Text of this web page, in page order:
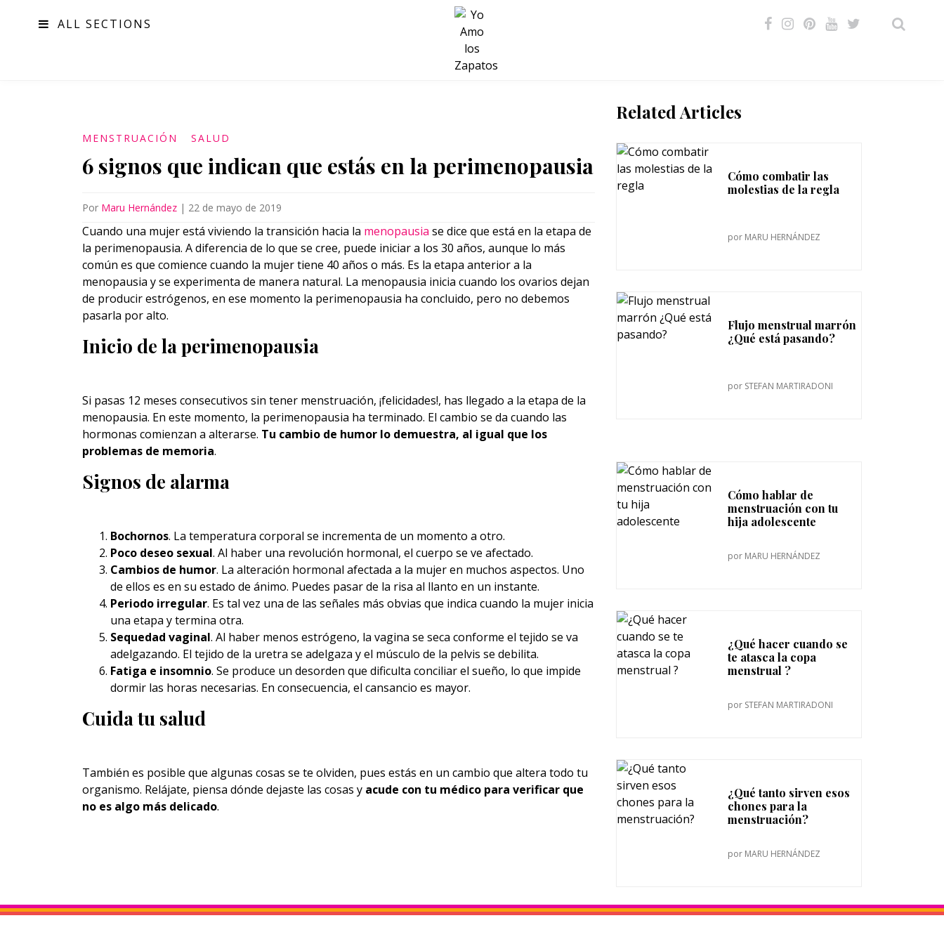
ALL SECTIONS
SALUD
MENSTRUACIÓN SALUD
6 signos que indican que estás en la perimenopausia
Por Maru Hernández | 22 de mayo de 2019
Cuando una mujer está viviendo la transición hacia la menopausia se dice que está en la etapa de
la perimenopausia. A diferencia de lo que se cree, puede iniciar a los 30 años, aunque lo más
común es que comience cuando la mujer tiene 40 años o más. Es la etapa anterior a la
menopausia y se experimenta de manera natural. La menopausia inicia cuando los ovarios dejan
de producir estrógenos, en ese momento la perimenopausia ha concluido, pero no debemos
pasarla por alto.
Inicio de la perimenopausia
Si pasas 12 meses consecutivos sin tener menstruación, ¡felicidades!, has llegado a la etapa de la
menopausia. En este momento, la perimenopausia ha terminado. El cambio se da cuando las
hormonas comienzan a alterarse. Tu cambio de humor lo demuestra, al igual que los
problemas de memoria.
Signos de alarma
Bochornos. La temperatura corporal se incrementa de un momento a otro.
Poco deseo sexual. Al haber una revolución hormonal, el cuerpo se ve afectado.
Cambios de humor. La alteración hormonal afectada a la mujer en muchos aspectos. Uno
de ellos es en su estado de ánimo. Puedes pasar de la risa al llanto en un instante.
Periodo irregular. Es tal vez una de las señales más obvias que indica cuando la mujer inicia
una etapa y termina otra.
Sequedad vaginal. Al haber menos estrógeno, la vagina se seca conforme el tejido se va
adelgazando. El tejido de la uretra se adelgaza y el músculo de la pelvis se debilita.
Fatiga e insomnio. Se produce un desorden que dificulta conciliar el sueño, lo que impide
dormir las horas necesarias. En consecuencia, el cansancio es mayor.
Cuida tu salud
También es posible que algunas cosas se te olviden, pues estás en un cambio que altera todo tu
organismo. Relájate, piensa dónde dejaste las cosas y acude con tu médico para verificar que
no es algo más delicado.
Related Articles
Cómo combatir las
molestias de la regla
por MARU HERNÁNDEZ
Flujo menstrual marrón
¿Qué está pasando?
por STEFAN MARTIRADONI
Cómo hablar de
menstruación con tu
hija adolescente
por MARU HERNÁNDEZ
¿Qué hacer cuando se
te atasca la copa
menstrual ?
por STEFAN MARTIRADONI
¿Qué tanto sirven esos
chones para la
menstruación?
por MARU HERNÁNDEZ